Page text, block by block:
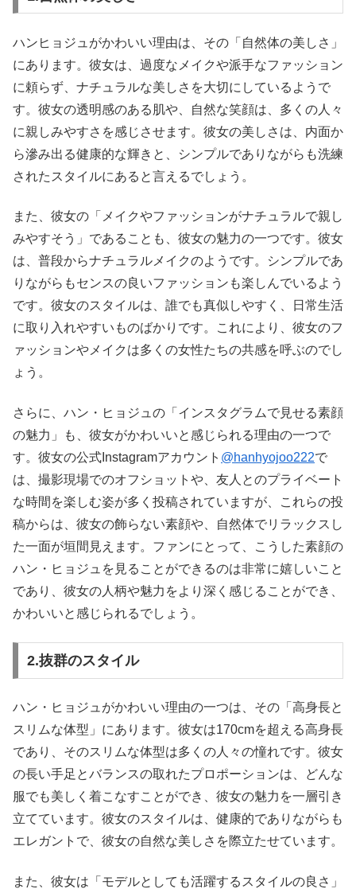
ハンヒョジュがかわいい理由は、その「自然体の美しさ」
にあります。彼女は、過度なメイクや派手なファッション
に頼らず、ナチュラルな美しさを大切にしているようで
す。彼女の透明感のある肌や、自然な笑顔は、多くの人々
に親しみやすさを感じさせます。彼女の美しさは、内面か
ら滲み出る健康的な輝きと、シンプルでありながらも洗練
されたスタイルにあると言えるでしょう。
また、彼女の「メイクやファッションがナチュラルで親し
みやすそう」であることも、彼女の魅力の一つです。彼女
は、普段からナチュラルメイクのようです。シンプルであ
りながらもセンスの良いファッションも楽しんでいるよう
です。彼女のスタイルは、誰でも真似しやすく、日常生活
に取り入れやすいものばかりです。これにより、彼女のフ
ァッションやメイクは多くの女性たちの共感を呼ぶのでし
ょう。
さらに、ハン・ヒョジュの「インスタグラムで見せる素顔
の魅力」も、彼女がかわいいと感じられる理由の一つで
す。彼女の公式Instagramアカウント @hanhyojoo222で
は、撮影現場でのオフショットや、友人とのプライベート
な時間を楽しむ姿が多く投稿されていますが、これらの投
稿からは、彼女の飾らない素顔や、自然体でリラックスし
た一面が垣間見えます。ファンにとって、こうした素顔の
ハン・ヒョジュを見ることができるのは非常に嬉しいこと
であり、彼女の人柄や魅力をより深く感じることができ、
かわいいと感じられるでしょう。
2.抜群のスタイル
ハン・ヒョジュがかわいい理由の一つは、その「高身長と
スリムな体型」にあります。彼女は170cmを超える高身長
であり、そのスリムな体型は多くの人々の憧れです。彼女
の長い手足とバランスの取れたプロポーションは、どんな
服でも美しく着こなすことができ、彼女の魅力を一層引き
立てています。彼女のスタイルは、健康的でありながらも
エレガントで、彼女の自然な美しさを際立たせています。
また、彼女は「モデルとしても活躍するスタイルの良さ」